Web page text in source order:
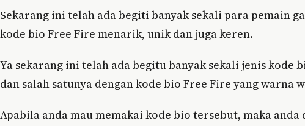
Sekarang ini telah ada begiti banyak sekali para pemain
kode bio Free Fire menarik, unik dan juga keren.
Ya sekarang ini telah ada begitu banyak sekali jenis
dan salah satunya dengan kode bio Free Fire yang warna
Apabila anda mau memakai kode bio tersebut, maka